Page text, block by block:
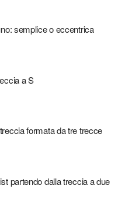
semplice o eccentrica
a S
formata da tre trecce
partendo dalla treccia a due